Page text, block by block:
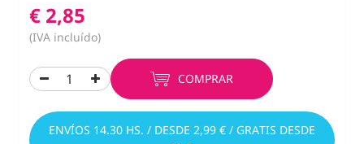
€ 2,85
(IVA incluído)
COMPRAR
ENVÍOS 14.30 HS. / DESDE 2,99 € / GRATIS DESDE